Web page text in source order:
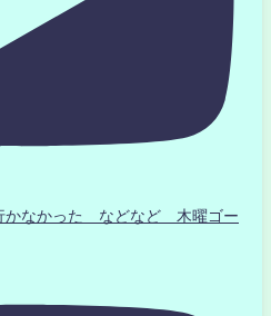
かなかった などなど 木曜ゴー